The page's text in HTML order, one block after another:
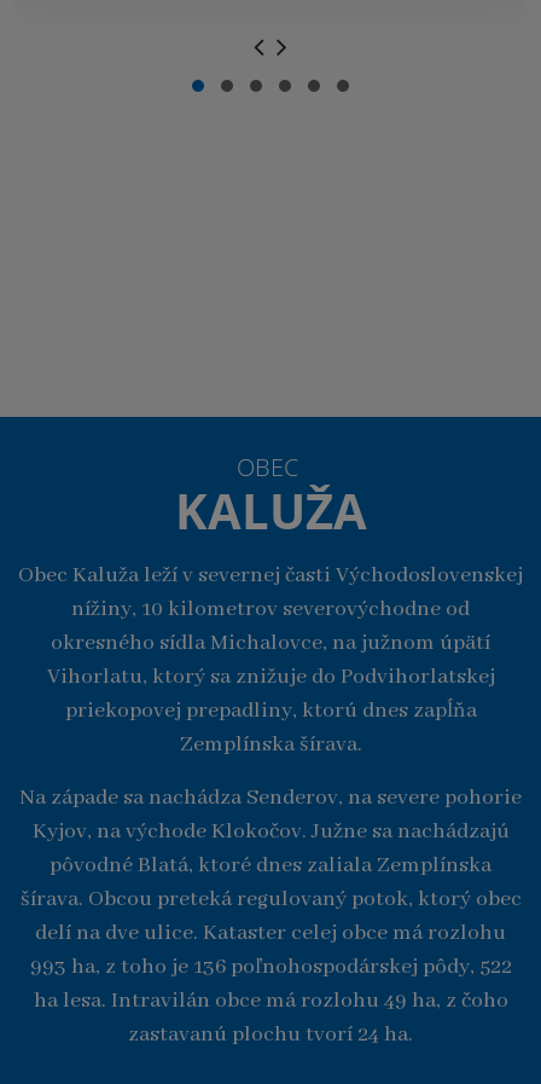
OBEC
KALUŽA
Obec Kaluža leží v severnej časti Východoslovenskej
nížiny, 10 kilometrov severovýchodne od
okresného sídla Michalovce, na južnom úpätí
Vihorlatu, ktorý sa znižuje do Podvihorlatskej
priekopovej prepadliny, ktorú dnes zapĺňa
Zemplínska šírava.
Na západe sa nachádza Senderov, na severe pohorie
Kyjov, na východe Klokočov. Južne sa nachádzajú
pôvodné Blatá, ktoré dnes zaliala Zemplínska
šírava. Obcou preteká regulovaný potok, ktorý obec
delí na dve ulice. Kataster celej obce má rozlohu
993 ha, z toho je 136 poľnohospodárskej pôdy, 522
ha lesa. Intravilán obce má rozlohu 49 ha, z čoho
zastavanú plochu tvorí 24 ha.